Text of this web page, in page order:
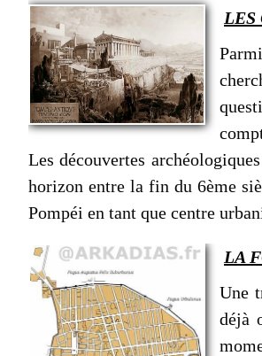
LES
Les découvertes
horizon entre la fin du 6ème
Pompéi en tant que centre
LA
Une
déjà